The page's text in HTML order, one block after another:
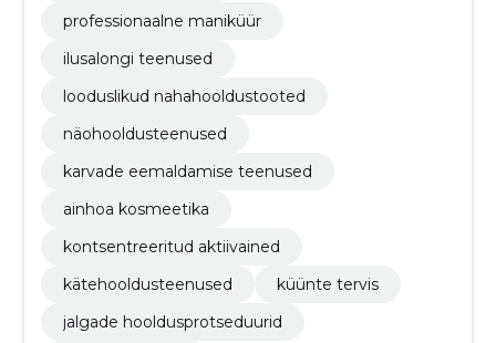
professionaalne maniküür
ilusalongi teenused
looduslikud nahahooldustooted
näohooldusteenused
karvade eemaldamise teenused
ainhoa kosmeetika
kontsentreeritud aktiivained
kätehooldusteenused
küünte tervis
jalgade hooldusprotseduurid